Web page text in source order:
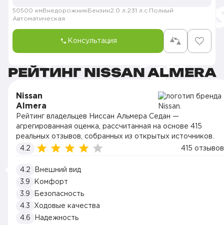
50500 км Внедорожник Бензин2.0 л. 231 л.с. Полный
Автоматическая
Консультация
РЕЙТИНГ NISSAN ALMERA
Nissan
Almera
Рейтинг владельцев Ниссан Альмера Седан —
агрегированная оценка, рассчитанная на основе 415
реальных отзывов, собранных из открытых источников.
4.2
415 отзывов
4.2
Внешний вид
3.9
Комфорт
3.9
Безопасность
4.3
Ходовые качества
4.6
Надежность